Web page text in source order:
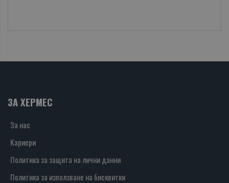
ЗА ХЕРМЕС
За нас
Кариери
Политика за защита на лични данни
Политика за използване на бисквитки